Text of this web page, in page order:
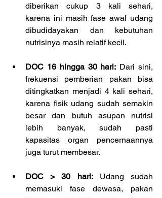
diberikan cukup 3 kali sehari,
karena ini masih fase awal udang
dibudidayakan dan kebutuhan
nutrisinya masih relatif kecil.
DOC 16 hingga 30 hari: Dari sini,
frekuensi pemberian pakan bisa
ditingkatkan menjadi 4 kali sehari,
karena fisik udang sudah semakin
besar dan butuh asupan nutrisi
lebih banyak, sudah pasti
kapasitas organ pencernaannya
juga turut membesar.
DOC > 30 hari: Udang sudah
memasuki fase dewasa, pakan